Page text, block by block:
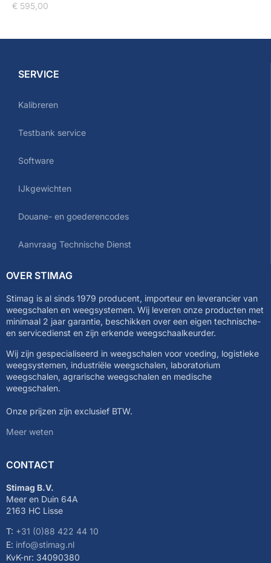
€ 595,00
SERVICE
Kalibreren
Testbank service
Software
IJkgewichten
Douane- en goederencodes
Aanvraag Technische Dienst
OVER STIMAG
Stimag is al sinds 1979 producent, importeur en leverancier van
weegschalen en weegsystemen. Wij leveren onze producten met
minimaal 2 jaar garantie, beschikken over een eigen technische-
en servicedienst en zijn erkende weegschaalkeurder.
Wij zijn gespecialiseerd in weegschalen voor voeding, logistieke
weegsystemen, industriële weegschalen, laboratorium
weegschalen, agrarische weegschalen en medische
weegschalen.
Onze prijzen zijn exclusief BTW.
Meer weten
CONTACT
Stimag B.V.
Meer en Duin 64A
2163 HC Lisse
T: +31 (0)88 422 44 10
E: info@stimag.nl
KvK-nr: 34090380